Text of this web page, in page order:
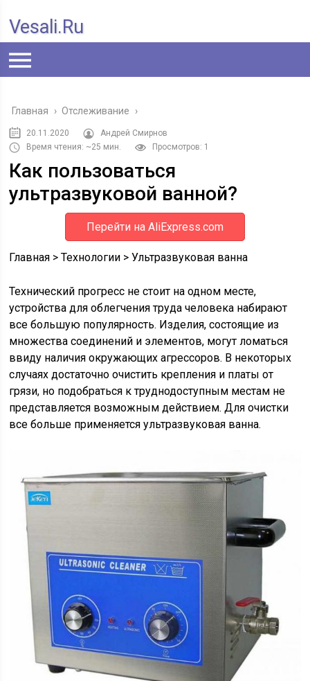
Vesali.ru
Главная › Отслеживание ›
20.11.2020
Андрей Смирнов
Время чтения: ~25 мин.
Просмотров: 1
Как пользоваться
ультразвуковой ванной?
Перейти на AliExpress.com
Главная >Технологии >Ультразвуковая ванна
Технический прогресс не стоит на одном месте,
устройства для облегчения труда человека набирают
все большую популярность. Изделия, состоящие из
множества соединений и элементов, могут ломаться
ввиду наличия окружающих агрессоров. В некоторых
случаях достаточно очистить крепления и платы от
грязи, но подобраться к труднодоступным местам не
представляется возможным действием. Для очистки
все больше применяется ультразвуковая ванна.